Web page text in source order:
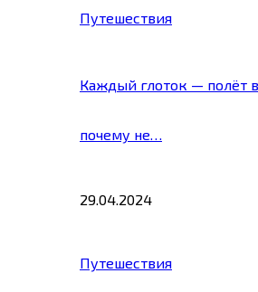
Путешествия
Каждый глоток — полёт в
почему не…
29.04.2024
Путешествия